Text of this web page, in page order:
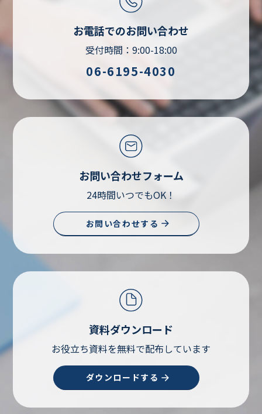
お電話でのお問い合わせ
受付時間：9:00-18:00
06-6195-4030
お問い合わせフォーム
24時間いつでもOK！
お問い合わせする
資料ダウンロード
お役立ち資料を無料で配布しています
ダウンロードする